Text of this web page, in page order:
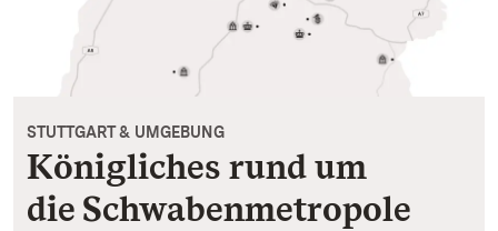
STUTTGART & UMGEBUNG
Königliches rund um
die Schwabenmetropole